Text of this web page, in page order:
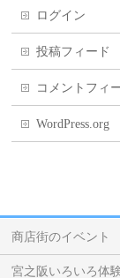
ログイン
投稿フィード
コメントフィ
WordPress.org
商店街のイベント
宮之阪いろいろ体